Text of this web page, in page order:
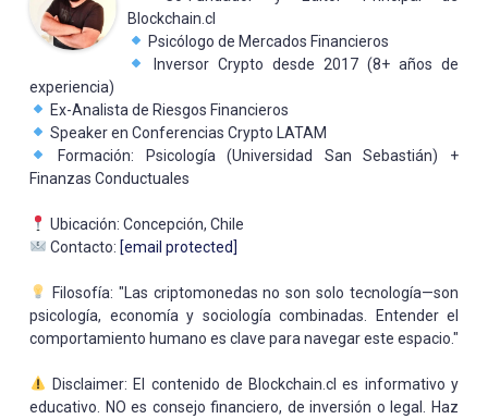
Blockchain.cl
Psicólogo de Mercados Financieros
Inversor Crypto desde 2017 (8+ años de
experiencia)
Ex-Analista de Riesgos Financieros
Speaker en Conferencias Crypto LATAM
Formación: Psicología (Universidad San Sebastián) +
Finanzas Conductuales
Ubicación: Concepción, Chile
Contacto: [email protected]
Filosofía: "Las criptomonedas no son solo tecnología—son
psicología, economía y sociología combinadas. Entender el
comportamiento humano es clave para navegar este espacio."
Disclaimer: El contenido de Blockchain.cl es informativo y
educativo. NO es consejo financiero, de inversión o legal. Haz